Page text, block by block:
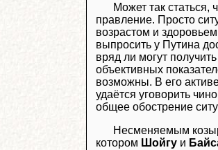
Может так статься,
правление. Просто
возрастом и
выпросить у Путина
вряд ли могут
объективных
возможны. В его
удаётся уговорить
общее обострение
Несменяемым
котором Шойгу и